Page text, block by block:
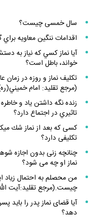
سال خمسى چيست؟
اقدامات ننگين معاويه
آيا نماز كسي كه نياز به
خواند، باطل است؟
تكليف نماز و روزه در
(مرجع تقليد: امام
زنده نگه داشتن ياد و
تاثيري در اجتماع دارد؟
كسى كه بعد از نماز شك
تكليفى دارد؟
چنانچه زنى بدون اجازه
نماز او چه مى‏ شود؟
من محصلم به احتمال زياد
چيست.(مرجع تقليد:آيت
آيا قضاى نماز پدر را بايد
دهد؟